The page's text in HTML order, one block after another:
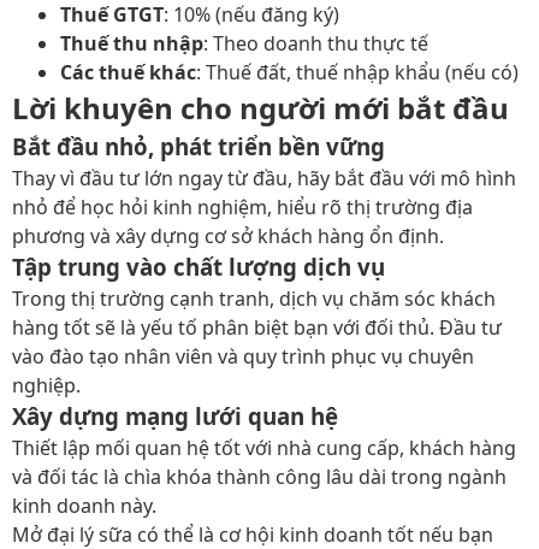
Thuế GTGT: 10% (nếu đăng ký)
Thuế thu nhập: Theo doanh thu thực tế
Các thuế khác: Thuế đất, thuế nhập khẩu (nếu có)
Lời khuyên cho người mới bắt đầu
Bắt đầu nhỏ, phát triển bền vững
Thay vì đầu tư lớn ngay từ đầu, hãy bắt đầu với mô hình
nhỏ để học hỏi kinh nghiệm, hiểu rõ thị trường địa
phương và xây dựng cơ sở khách hàng ổn định.
Tập trung vào chất lượng dịch vụ
Trong thị trường cạnh tranh, dịch vụ chăm sóc khách
hàng tốt sẽ là yếu tố phân biệt bạn với đối thủ. Đầu tư
vào đào tạo nhân viên và quy trình phục vụ chuyên
nghiệp.
Xây dựng mạng lưới quan hệ
Thiết lập mối quan hệ tốt với nhà cung cấp, khách hàng
và đối tác là chìa khóa thành công lâu dài trong ngành
kinh doanh này.
Mở đại lý sữa có thể là cơ hội kinh doanh tốt nếu bạn